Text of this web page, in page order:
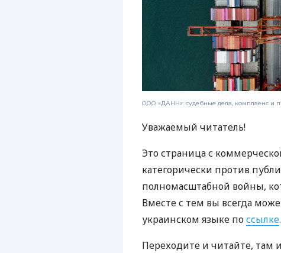
ООО «ДАНН»: судебные дела, комплаенс и
Уважаемый читатель!
Это страница с
категорически против
полномасштабной войны,
Вместе с тем вы всегда
украинском языке поссылке.
Переходите и читайте, там